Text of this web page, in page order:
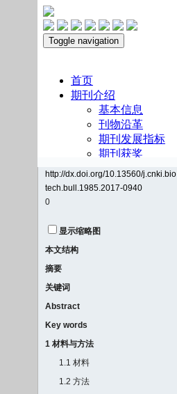
http://dx.doi.org/10.13560/j.cnki.bio
tech.bull.1985.2017-0940
0
显示缩略图
本文结构
摘要
关键词
Abstract
Key words
1 材料与方法
1.1 材料
1.2 方法